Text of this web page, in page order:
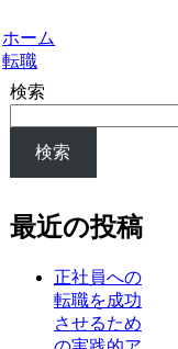
ホーム
転職
検索
検索
最近の投稿
正社員への
転職を成功
させるため